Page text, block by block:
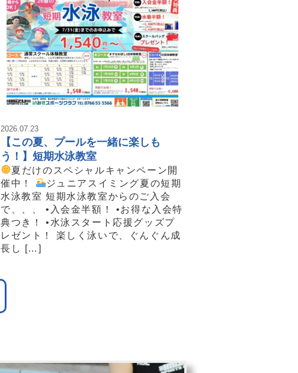
2026.07.23
【この夏、プールを一緒に楽しも
う！】短期水泳教室
夏だけのスペシャルキャンペーン開
催中！
ジュニアスイミング夏の短期
水泳教室 短期水泳教室からのご入会
で、、、 •入会金半額！ •お得な入会特
典つき！ •水泳スタート応援グッズプ
レゼント！ 楽しく泳いで、ぐんぐん成
長し […]